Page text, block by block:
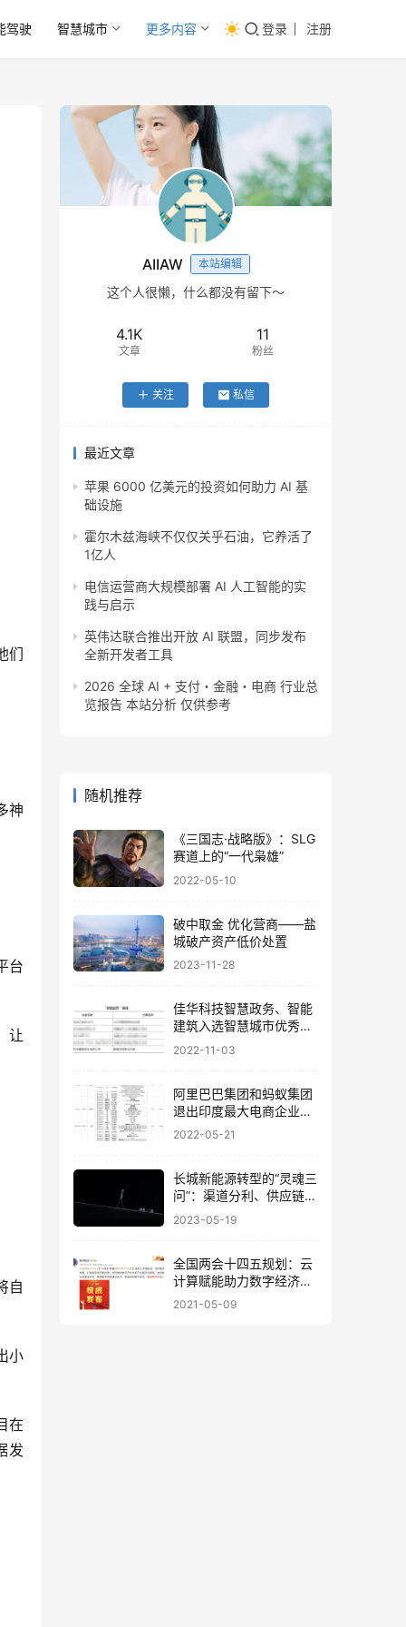
驾驶 智慧城市 更多内容 登录 注册
们
神
台
让
自
小
在
发
AIIAW 本站编辑
这个人很懒，什么都没有留下～
4.1K
文章
11
粉丝
关注 私信
最近文章
苹果 6000 亿美元的投资如何助力 AI 基
础设施
霍尔木兹海峡不仅仅关乎石油，它养活了
1亿人
电信运营商大规模部署 AI 人工智能的实
践与启示
英伟达联合推出开放 AI 联盟，同步发布
全新开发者工具
2026 全球 AI + 支付・金融・电商 行业总
览报告 本站分析 仅供参考
随机推荐
《三国志·战略版》：SLG
赛道上的“一代枭雄”
2022-05-10
破中取金 优化营商——盐
城破产资产低价处置
2023-11-28
佳华科技智慧政务、智能
建筑入选智慧城市优秀解
决方案
2022-11-03
阿里巴巴集团和蚂蚁集团
退出印度最大电商企业
Paytm Mall！
2022-05-21
长城新能源转型的“灵魂三
问”：渠道分利、供应链整
合、资源调配
2023-05-19
全国两会十四五规划：云
计算赋能助力数字经济建
设！
2021-05-09